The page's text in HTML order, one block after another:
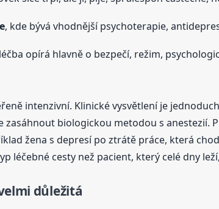
, kde bývá vhodnější psychoterapie,
opírá hlavně o bezpečí, režim,
intenzivní. Klinické vysvětlení je
zasáhnout biologickou metodou s anestezií.
žena s depresí po ztrátě práce, která
léčebné cesty než pacient, který celé dny
důležitá